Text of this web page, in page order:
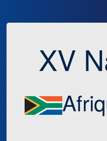
XV